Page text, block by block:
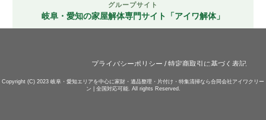
グループサイト
岐阜・愛知の家屋解体専門サイト「アイワ解体」
プライバシーポリシー /特定商取引に基づく表記
Copyright (C) 2023 岐阜・愛知エリアを中心に家財・遺品整理・片付け・特集清掃なら合同会社アイワクリー
ン | 全国対応可能. All rights Reserved.